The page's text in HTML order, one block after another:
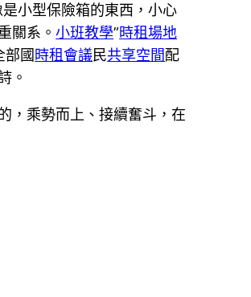
小型保險箱的東西，小心
關系。小班教學”時租場地
部國時租會議民共享空間配
。
，乘勢而上、接續奮斗，在